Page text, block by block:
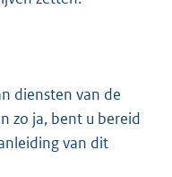
diensten van de
zo ja, bent u bereid
van dit